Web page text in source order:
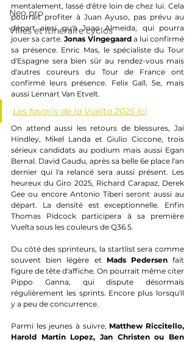
Neo pro
Villes et itinéraire cyclos
mentalement, lassé d'être loin de chez lui. Cela
pourrait profiter à Juan Ayuso, pas prévu au
départ ainsi qu'à Joao Almeida, qui pourra
jouer sa carte. Jonas Vingegaard a lui confirmé
sa présence. Enric Mas, le spécialiste du Tour
d'Espagne sera bien sûr au rendez-vous mais
d'autres coureurs du Tour de France ont
confirmé leurs présence. Felix Gall, 5e, mais
aussi Lennart Van Etvelt.
Les favoris de la Vuelta 2025 ici
On attend aussi les retours de blessures, Jai
Hindley, Mikel Landa et Giulio Ciccone, trois
sérieux candidats au podium mais aussi Egan
Bernal. David Gaudu, après sa belle 6e place l'an
dernier qui l'a relancé sera aussi présent. Les
heureux du Giro 2025, Richard Carapaz, Derek
Gee ou encore Antonio Tiberi seront aussi au
départ. La densité est exceptionnelle. Enfin
Thomas Pidcock participera à sa première
Vuelta sous les couleurs de Q36.5.
Du côté des sprinteurs, la startlist sera comme
souvent bien légère et Mads Pedersen fait
figure de tête d'affiche. On pourrait même citer
Pippo Ganna, qui dispute désormais
régulièrement les sprints. Encore plus lorsqu'il
y a peu de concurrence.
Parmi les jeunes à suivre, Matthew Riccitello,
Harold Martin Lopez, Jan Christen ou Ben